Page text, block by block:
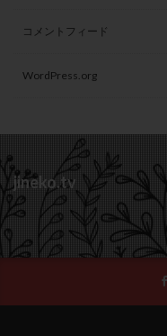
コメントフィード
WordPress.org
jineko.tv